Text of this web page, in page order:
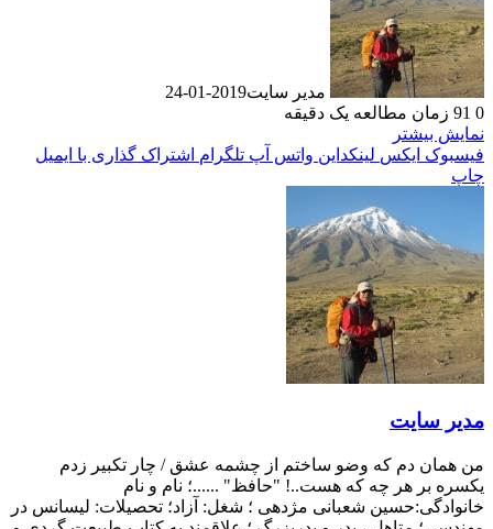
مدیر سایت2019-01-24
0
زمان مطالعه یک دقیقه
نمایش بیشتر
فیسبوک ایکس لینکداین واتس آپ تلگرام اشتراک گذاری با ایمیل
چاپ
مدیر سایت
من همان دم که وضو ساختم از چشمه عشق / چار تکبیر زدم
یکسره بر هر چه که هست..! "حافظ" ......؛ نام و نام
خانوادگی:حسین شعبانی مژدهی ؛ شغل: آزاد؛ تحصیلات: لیسانس در